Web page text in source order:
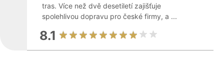
tras. Více než dvě desetiletí zajišťuje
spolehlivou dopravu pro české firmy, a ...
8.1